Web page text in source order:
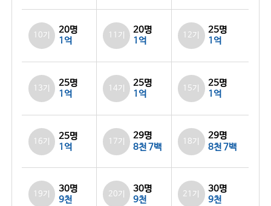
10기
20명
1억
11기
20명
1억
12기
25명
1억
13기
25명
1억
14기
25명
1억
15기
25명
1억
16기
25명
1억
17기
29명
8천 7백
18기
29명
8천 7백
19기
30명
9천
20기
30명
9천
21기
30명
9천